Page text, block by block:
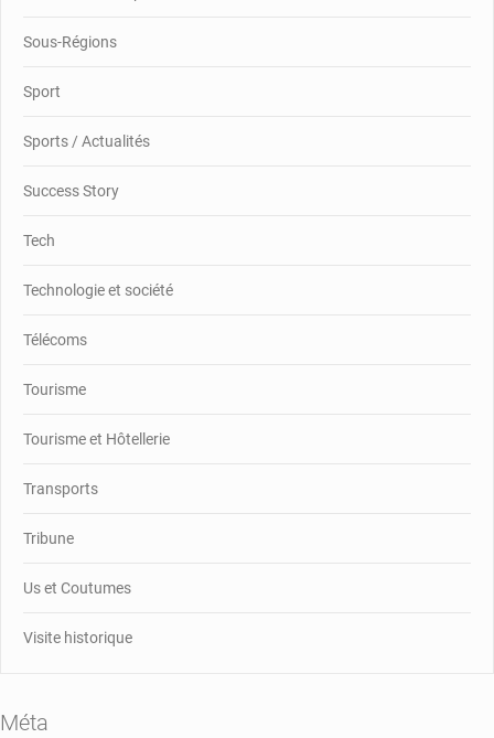
Sous-Régions
Sport
Sports / Actualités
Success Story
Tech
Technologie et société
Télécoms
Tourisme
Tourisme et Hôtellerie
Transports
Tribune
Us et Coutumes
Visite historique
Méta